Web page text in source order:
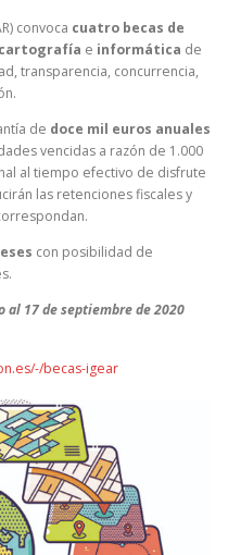
convoca cuatro becas de
cartografía e informática de
transparencia, concurrencia,
de doce mil euros anuales
vencidas a razón de 1.000
al tiempo efectivo de disfrute
las retenciones fiscales y
con posibilidad de
al 17 de septiembre de 2020
becas-igear